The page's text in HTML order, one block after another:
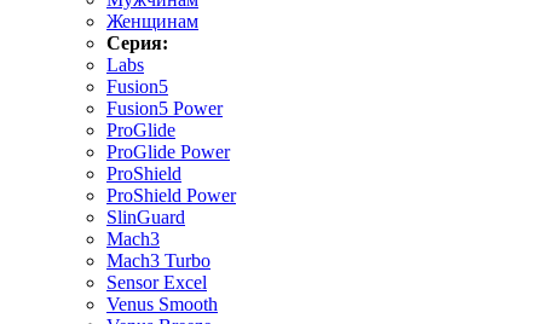
Женщинам
Серия:
Labs
Fusion5
Fusion5 Power
ProGlide
ProGlide Power
ProShield
ProShield Power
SlinGuard
Mach3
Mach3 Turbo
Sensor Excel
Venus Smooth